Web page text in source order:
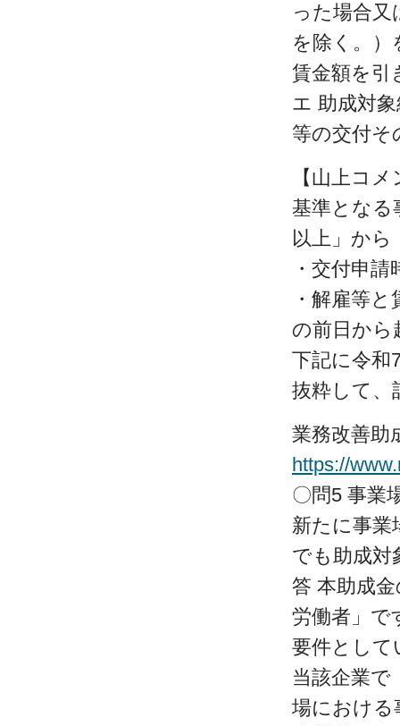
った場合
を除く。）
賃金額を引
エ 助成対
等の交付そ
【山上コ
基準となる
以上」から
・交付申
・解雇等
の前日から
下記に令和
抜粋して、
業務改善助
https://
〇問5 事業
新たに事業
でも助成対
答 本助成
労働者」で
要件として
当該企業で
場における